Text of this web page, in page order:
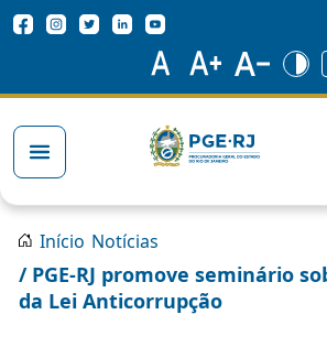
Pular para o conteúdo principal
Trilha de navegação
Início Notícias
/ PGE-RJ promove seminário
da Lei Anticorrupção